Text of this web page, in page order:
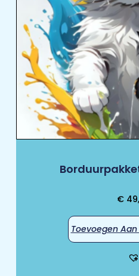
€
Toevoegen